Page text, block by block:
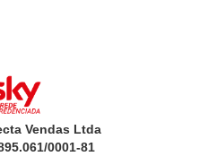
Vendas Ltda
0001-81